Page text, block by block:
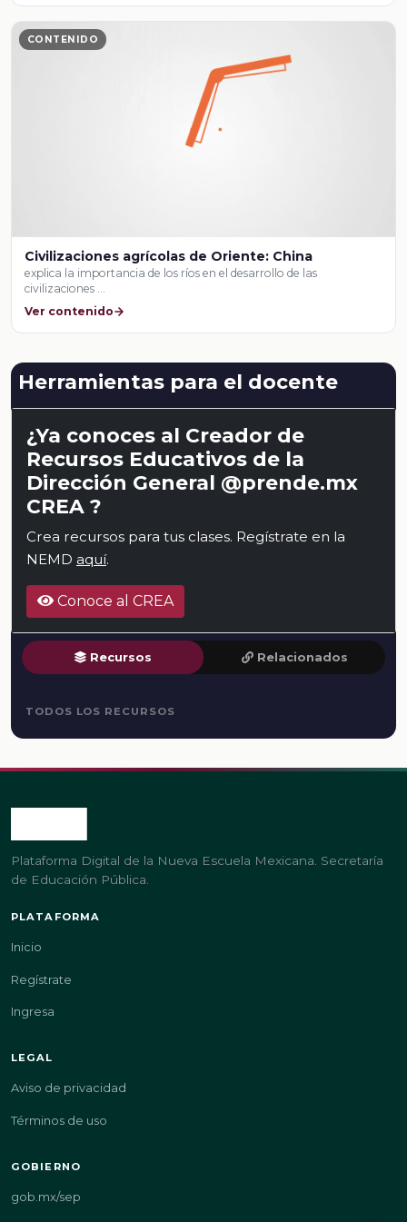
CONTENIDO
Civilizaciones agrícolas de Oriente: China
explica la importancia de los ríos en el desarrollo de las
civilizaciones …
Ver contenido
Herramientas para el docente
¿Ya conoces al Creador de
Recursos Educativos de la
Dirección General @prende.mx
CREA ?
Crea recursos para tus clases. Regístrate en la
NEMD aquí.
Conoce al CREA
Recursos Relacionados
TODOS LOS RECURSOS
Plataforma Digital de la Nueva Escuela Mexicana. Secretaría
de Educación Pública.
PLATAFORMA
Inicio
Regístrate
Ingresa
LEGAL
Aviso de privacidad
Términos de uso
GOBIERNO
gob.mx/sep